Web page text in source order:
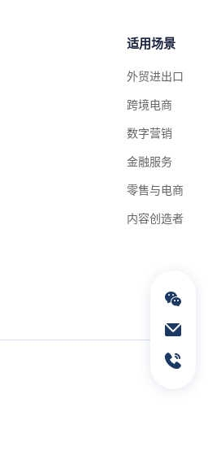
适用场景
外贸进出口
跨境电商
数字营销
金融服务
零售与电商
内容创造者
service@geeksend.com